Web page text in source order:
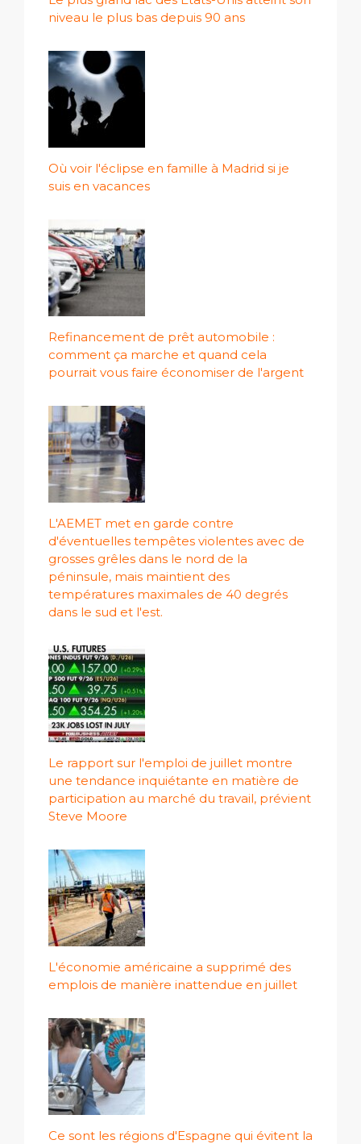
niveau le plus bas depuis 90 ans
Où voir l'éclipse en famille à Madrid si je
suis en vacances
Refinancement de prêt automobile :
comment ça marche et quand cela
pourrait vous faire économiser de l'argent
L'AEMET met en garde contre
d'éventuelles tempêtes violentes avec de
grosses grêles dans le nord de la
péninsule, mais maintient des
températures maximales de 40 degrés
dans le sud et l'est.
Le rapport sur l'emploi de juillet montre
une tendance inquiétante en matière de
participation au marché du travail, prévient
Steve Moore
L'économie américaine a supprimé des
emplois de manière inattendue en juillet
Ce sont les régions d'Espagne qui évitent la